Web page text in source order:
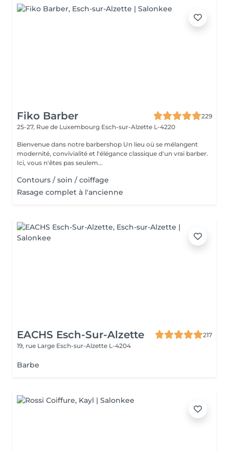
Fiko Barber
229
25-27, Rue de Luxembourg Esch-sur-Alzette L-4220
Bienvenue dans notre barbershop Un lieu où se mélangent
modernité, convivialité et l'élégance classique d'un vrai barber.
Ici, vous n'êtes pas seulem...
Contours / soin / coiffage
Rasage complet à l'ancienne
EACHS Esch-Sur-Alzette
217
19, rue Large Esch-sur-Alzette L-4204
Barbe